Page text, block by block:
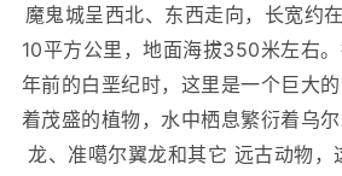
魔鬼城呈西北、东西走向，长宽约
10平方公里，地面海拔350米左右
年前的白垩纪时，这里是一个巨大
着茂盛的植物，水中栖息繁衍着乌
龙、准噶尔翼龙和其它 远古动物，